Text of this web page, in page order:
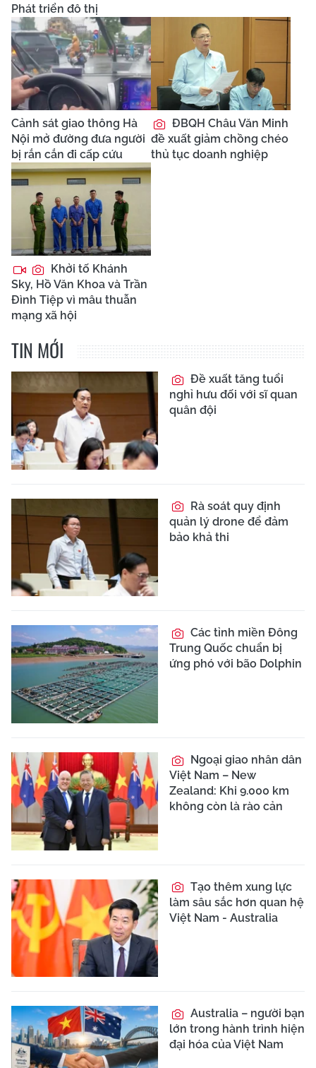
Phát triển đô thị
Cảnh sát giao thông Hà
Nội mở đường đưa người
bị rắn cắn đi cấp cứu
ĐBQH Châu Văn Minh
đề xuất giảm chồng chéo
thủ tục doanh nghiệp
Khởi tố Khánh
Sky, Hồ Văn Khoa và Trần
Đình Tiệp vì mâu thuẫn
mạng xã hội
TIN MỚI
Đề xuất tăng tuổi
nghỉ hưu đối với sĩ quan
quân đội
Rà soát quy định
quản lý drone để đảm
bảo khả thi
Các tỉnh miền Đông
Trung Quốc chuẩn bị
ứng phó với bão Dolphin
Ngoại giao nhân dân
Việt Nam – New
Zealand: Khi 9.000 km
không còn là rào cản
Tạo thêm xung lực
làm sâu sắc hơn quan hệ
Việt Nam - Australia
Australia – người bạn
lớn trong hành trình hiện
đại hóa của Việt Nam